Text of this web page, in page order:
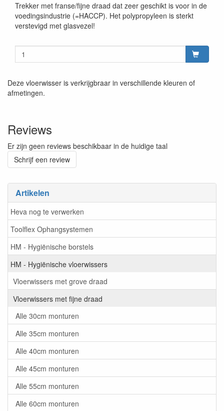
Artikelen
Heva nog te verwerken
Toolflex Ophangsystemen
HM - Hygiënische borstels
HM - Hygiënische vloerwissers
Vloerwissers met grove draad
Vloerwissers met fijne draad
Alle 30cm monturen
Alle 35cm monturen
Alle 40cm monturen
Alle 45cm monturen
Alle 55cm monturen
Alle 60cm monturen
Trekker met franse/fijne draad dat zeer geschikt is voor in de
voedingsindustrie (=HACCP). Het polypropyleen is sterkt
verstevigd met glasvezel!
Deze vloerwisser is verkrijgbraar in verschillende kleuren of
afmetingen.
Reviews
Er zijn geen reviews beschikbaar in de huidige taal
Schrijf een review